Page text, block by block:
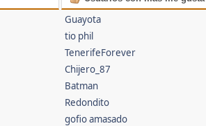
Guayota
tio phil
TenerifeForever
Chijero_87
Batman
Redondito
gofio amasado